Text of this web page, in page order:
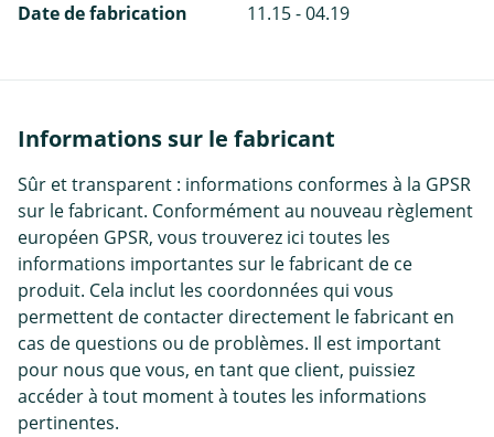
Date de fabrication
11.15 - 04.19
Informations sur le fabricant
Sûr et transparent : informations conformes à la GPSR
sur le fabricant. Conformément au nouveau règlement
européen GPSR, vous trouverez ici toutes les
informations importantes sur le fabricant de ce
produit. Cela inclut les coordonnées qui vous
permettent de contacter directement le fabricant en
cas de questions ou de problèmes. Il est important
pour nous que vous, en tant que client, puissiez
accéder à tout moment à toutes les informations
pertinentes.